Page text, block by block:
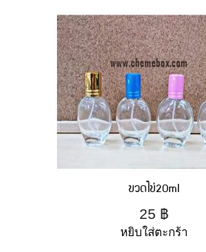
ขวดไข่20ml
25 ฿
หยิบใส่ตะกร้า